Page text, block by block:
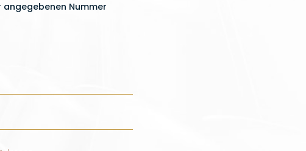
Nummer